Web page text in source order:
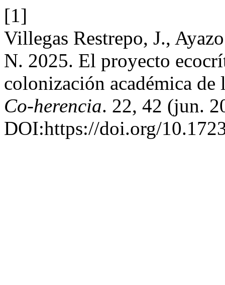
[1]
Villegas Restrepo, J.,
N. 2025. El proyecto
colonización académica
Co-herencia. 22, 42 (jun.
DOI:https://doi.org/